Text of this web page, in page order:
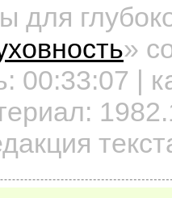
для
»
00:33:07 |